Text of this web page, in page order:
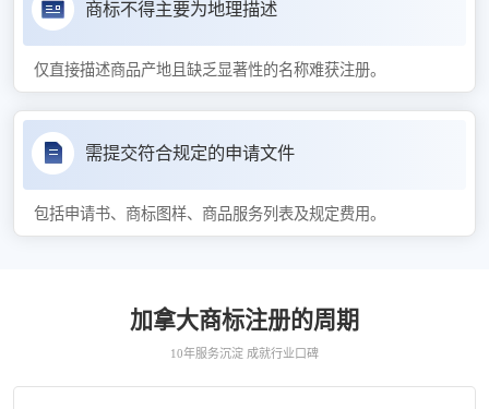
商标不得主要为地理描述
仅直接描述商品产地且缺乏显著性的名称难获注册。
需提交符合规定的申请文件
包括申请书、商标图样、商品服务列表及规定费用。
加拿大商标注册的周期
10年服务沉淀 成就行业口碑